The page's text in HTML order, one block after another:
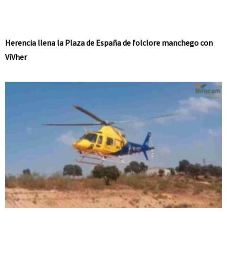
Herencia llena la Plaza de España de folclore manchego con
ViVher